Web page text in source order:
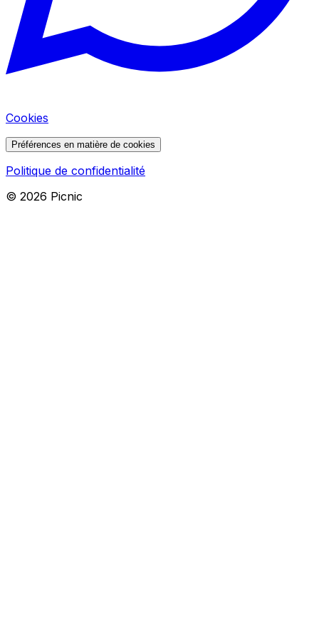
Cookies
Préférences en matière de cookies
Politique de confidentialité
© 2026 Picnic